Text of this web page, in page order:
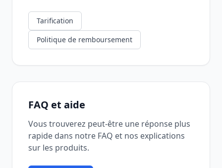
Tarification
Politique de remboursement
FAQ et aide
Vous trouverez peut-être une réponse plus
rapide dans notre FAQ et nos explications
sur les produits.